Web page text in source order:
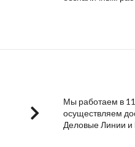
Мы работаем в
осуществляем
Деловые Линии и